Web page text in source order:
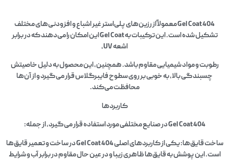
Gel Coat 404 معمولاً از رزین‌های پلی‌استر غیر اشباع و افزودنی‌های مختلف
تشکیل شده است. این ترکیبات به Gel Coat این امکان را می‌دهند که در برابر
اشعه UV،
رطوبت و مواد شیمیایی مقاوم باشد. همچنین، این محصول به دلیل خاصیتش
چسبندگی بالا، به خوبی بر روی سطوح فایبرگلاس قرار می‌گیرد و از آن‌ها
محافظت می‌کند.
کاربردها
Gel Coat 404 در صنایع مختلفی مورد استفاده قرار می‌گیرد، از جمله:
ساخت قایق‌ها: یکی از کاربردهای اصلی Gel Coat 404 در ساخت و تعمیر قایق‌ها
است. این پوشش به قایق‌ها ظاهری زیبا و در عین حال مقاوم در برابر آب و شرایط